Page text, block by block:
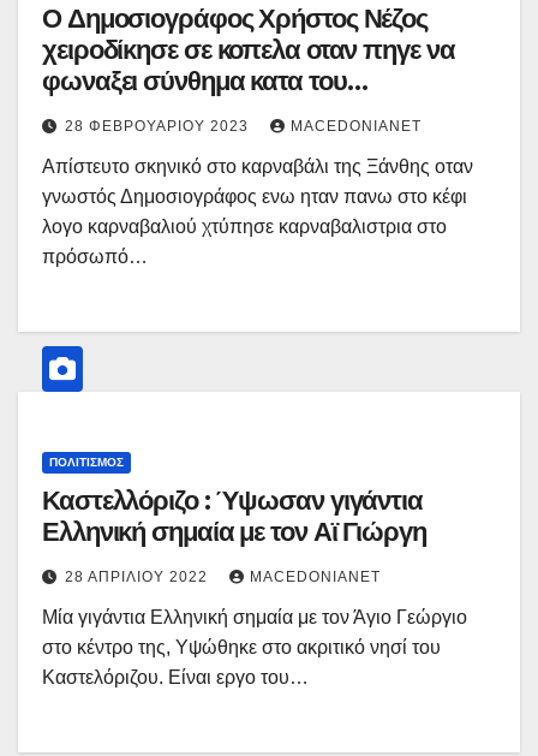
Ο Δημοσιογράφος Χρήστος Νέζος
χειροδίκησε σε κοπελα οταν πηγε να
φωναξει σύνθημα κατα του
πρωθυπουργού
28 ΦΕΒΡΟΥΑΡΊΟΥ 2023 MACEDONIANET
Απίστευτο σκηνικό στο καρναβάλι της Ξάνθης οταν
γνωστός Δημοσιογράφος ενω ηταν πανω στο κέφι
λογο καρναβαλιού χτύπησε καρναβαλιστρια στο
πρόσωπό…
ΠΟΛΙΤΙΣΜΌΣ
Καστελλόριζο : Ύψωσαν γιγάντια
Ελληνική σημαία με τον Αϊ Γιώργη
28 ΑΠΡΙΛΊΟΥ 2022 MACEDONIANET
Μία γιγάντια Ελληνική σημαία με τον Άγιο Γεώργιο
στο κέντρο της, Υψώθηκε στο ακριτικό νησί του
Καστελόριζου. Είναι εργο του…